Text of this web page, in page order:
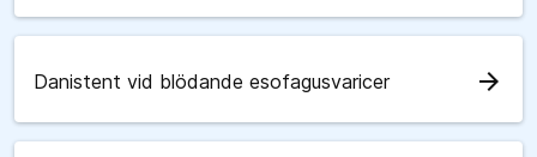
Danistent vid blödande esofagusvaricer arrow_forward